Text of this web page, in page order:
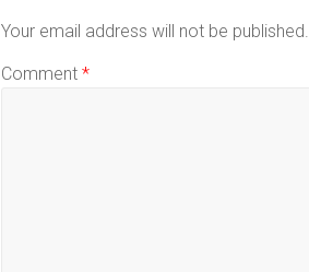
Your email address will not be published.
Comment *